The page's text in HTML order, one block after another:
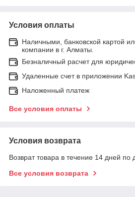
Условия оплаты
Наличными, банковской картой
компании в г. Алматы.
Безналичный расчет для
Удаленные счет в приложении
Наложенный платеж
Все условия оплаты
Условия возврата
Возврат товара в течение 14 дней по
Все условия возврата